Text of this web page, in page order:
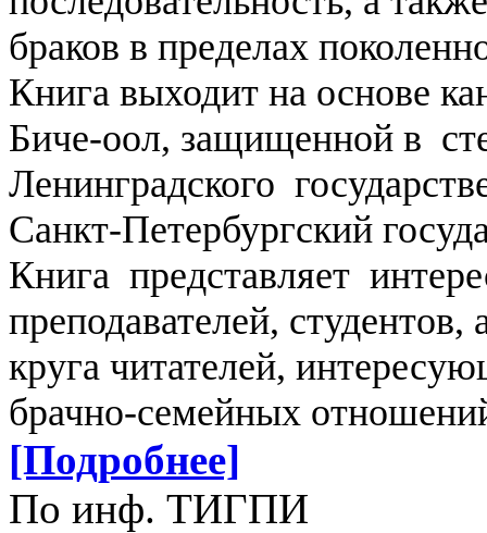
браков в пределах
Книга выходит на основе
Биче-оол, защищенной в
Ленинградского
Санкт-Петербургский
Книга представляет
преподавателей,
круга читателей,
брачно-семейных
[Подробнее]
По инф. ТИГПИ